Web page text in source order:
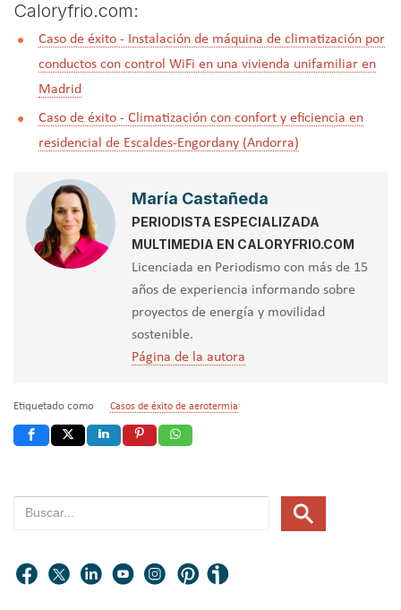
Caloryfrio.com:
Caso de éxito - Instalación de máquina de climatización por
conductos con control WiFi en una vivienda unifamiliar en
Madrid
Caso de éxito - Climatización con confort y eficiencia en
residencial de Escaldes-Engordany (Andorra)
María Castañeda
PERIODISTA ESPECIALIZADA
MULTIMEDIA EN CALORYFRIO.COM
Licenciada en Periodismo con más de 15
años de experiencia informando sobre
proyectos de energía y movilidad
sostenible.
Página de la autora
Etiquetado como Casos de éxito de aerotermia